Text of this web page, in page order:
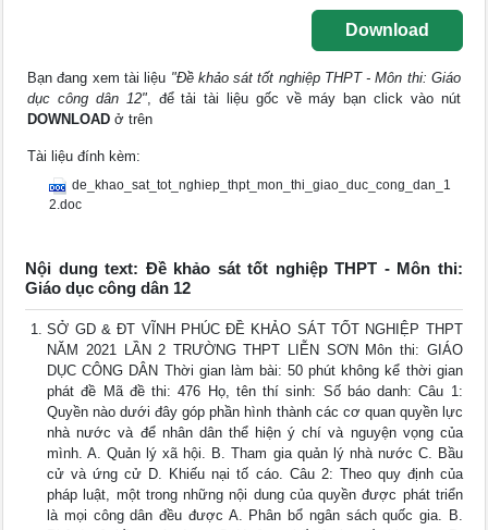
Download
Bạn đang xem tài liệu "Đề khảo sát tốt nghiệp THPT - Môn thi: Giáo
dục công dân 12", để tải tài liệu gốc về máy bạn click vào nút
DOWNLOAD ở trên
Tài liệu đính kèm:
de_khao_sat_tot_nghiep_thpt_mon_thi_giao_duc_cong_dan_1
2.doc
Nội dung text: Đề khảo sát tốt nghiệp THPT - Môn thi:
Giáo dục công dân 12
SỞ GD & ĐT VĨNH PHÚC ĐỀ KHẢO SÁT TỐT NGHIỆP THPT
NĂM 2021 LẦN 2 TRƯỜNG THPT LIỄN SƠN Môn thi: GIÁO
DỤC CÔNG DÂN Thời gian làm bài: 50 phút không kể thời gian
phát đề Mã đề thi: 476 Họ, tên thí sinh: Số báo danh: Câu 1:
Quyền nào dưới đây góp phần hình thành các cơ quan quyền lực
nhà nước và để nhân dân thể hiện ý chí và nguyện vọng của
mình. A. Quản lý xã hội. B. Tham gia quản lý nhà nước C. Bầu
cử và ứng cử D. Khiếu nại tố cáo. Câu 2: Theo quy định của
pháp luật, một trong những nội dung của quyền được phát triển
là mọi công dân đều được A. Phân bổ ngân sách quốc gia. B.